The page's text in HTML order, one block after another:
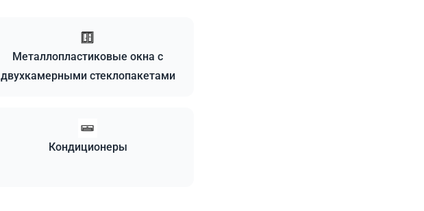
Металлопластиковые окна с
двухкамерными стеклопакетами
Кондиционеры